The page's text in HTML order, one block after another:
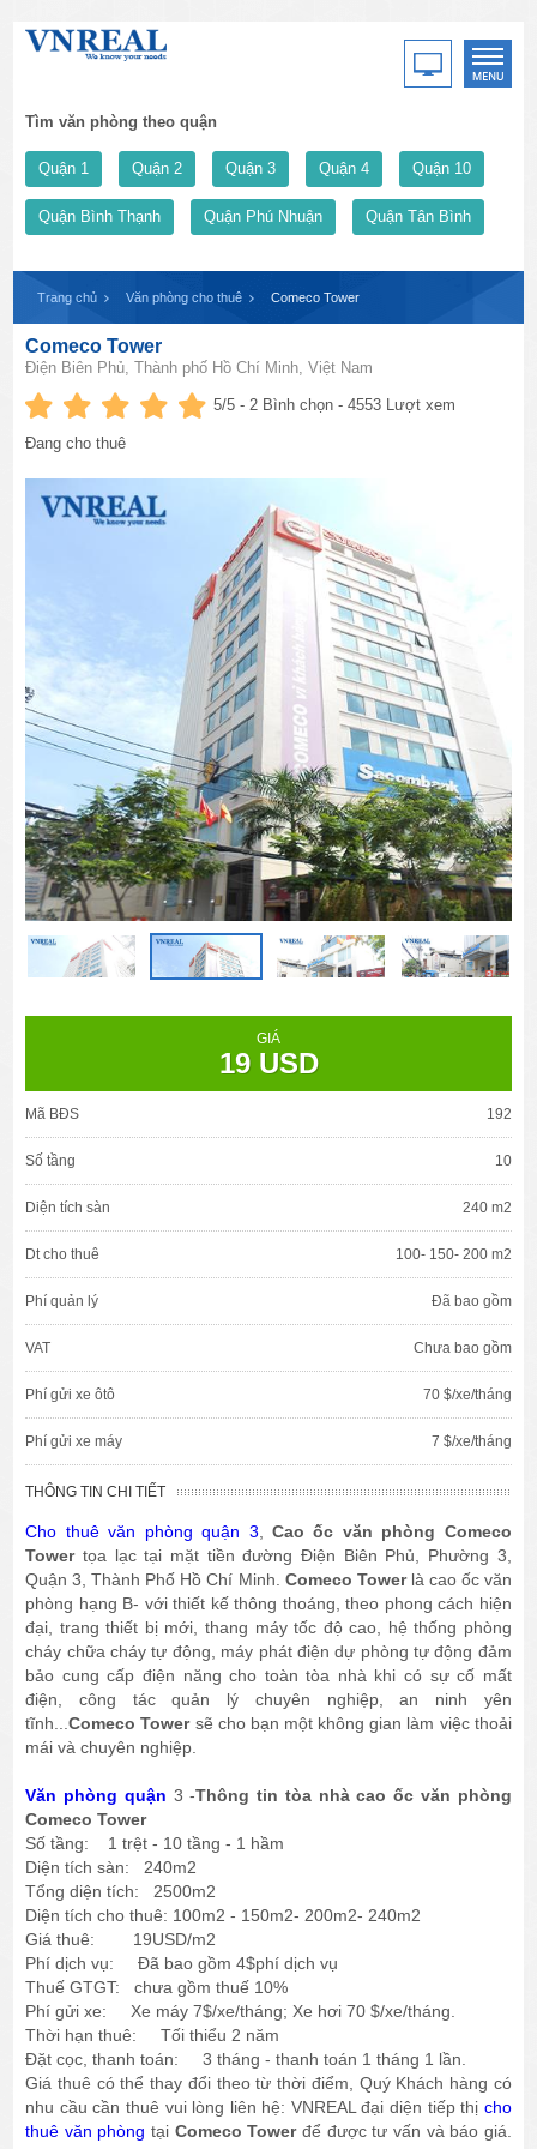
Tìm văn phòng theo quận
Quận 1 Quận 2 Quận 3 Quận 4 Quận 10
Quận Bình Thạnh Quận Phú Nhuận Quận Tân Bình
Trang chủ Văn phòng cho thuê Comeco Tower
Comeco Tower
Điện Biên Phủ, Thành phố Hồ Chí Minh, Việt Nam
5/5 -2 Bình chọn - 4553 Lượt xem
Đang cho thuê
GIÁ
19 USD
Mã BĐS 192
Số tầng 10
Diện tích sàn 240 m2
Dt cho thuê 100- 150- 200 m2
Phí quản lý Đã bao gồm
VAT Chưa bao gồm
Phí gửi xe ôtô 70 $/xe/tháng
Phí gửi xe máy 7 $/xe/tháng
THÔNG TIN CHI TIẾT
Cho thuê văn phòng quận 3
Cao ốc văn phòng Comeco
Towertọa lạc tại mặt tiền đường Điện Biên Phủ, Phường 3,
Quận 3, Thành Phố Hồ Chí Minh. Comeco Towerlà cao ốc văn
phòng hạng B- với thiết kế thông thoáng, theo phong cách hiện
đại, trang thiết bị mới, thang máy tốc độ cao, hệ thống phòng
cháy chữa cháy tự động, máy phát điện dự phòng tự động đảm
bảo cung cấp điện năng cho toàn tòa nhà khi có sự cố mất
điện, công tác quản lý chuyên nghiệp, an ninh yên
tĩnh...Comeco Towersẽ cho bạn một không gian làm việc thoải
mái và chuyên nghiệp.
Văn phòng quận 3 -Thông tin tòa nhà cao ốc văn phòng
Comeco Tower
Số tầng: 1 trệt - 10 tầng - 1 hầm
Diện tích sàn: 240m2
Tổng diện tích: 2500m2
Diện tích cho thuê: 100m2 - 150m2- 200m2- 240m2
Giá thuê: 19USD/m2
Phí dịch vụ: Đã bao gồm 4$phí dịch vụ
Thuế GTGT: chưa gồm thuế 10%
Phí gửi xe: Xe máy 7$/xe/tháng; Xe hơi 70 $/xe/tháng.
Thời hạn thuê: Tối thiểu 2 năm
Đặt cọc, thanh toán: 3 tháng - thanh toán 1 tháng 1 lần.
Giá thuê có thể thay đổi theo từ thời điểm, Quý Khách hàng có
nhu cầu cần thuê vui lòng liên hệ: VNREAL đại diện tiếp thị cho
thuê văn phòng tại Comeco Towerđể được tư vấn và báo giá.